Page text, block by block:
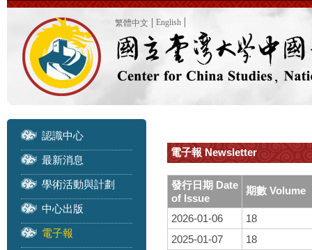
繁體中文 English
認識中心
最新消息
學術活動與計劃
中心出版
電子報
電子報 Newsletter
發行日期 Date
of Issue
期數 Volume
2026-01-06
18
2025-01-07
18